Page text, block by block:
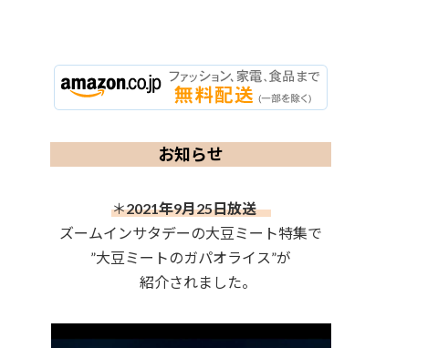
お知らせ
＊2021年9月25日放送
ズームインサタデーの大豆ミート特集で
”大豆ミートのガパオライス”が
紹介されました。